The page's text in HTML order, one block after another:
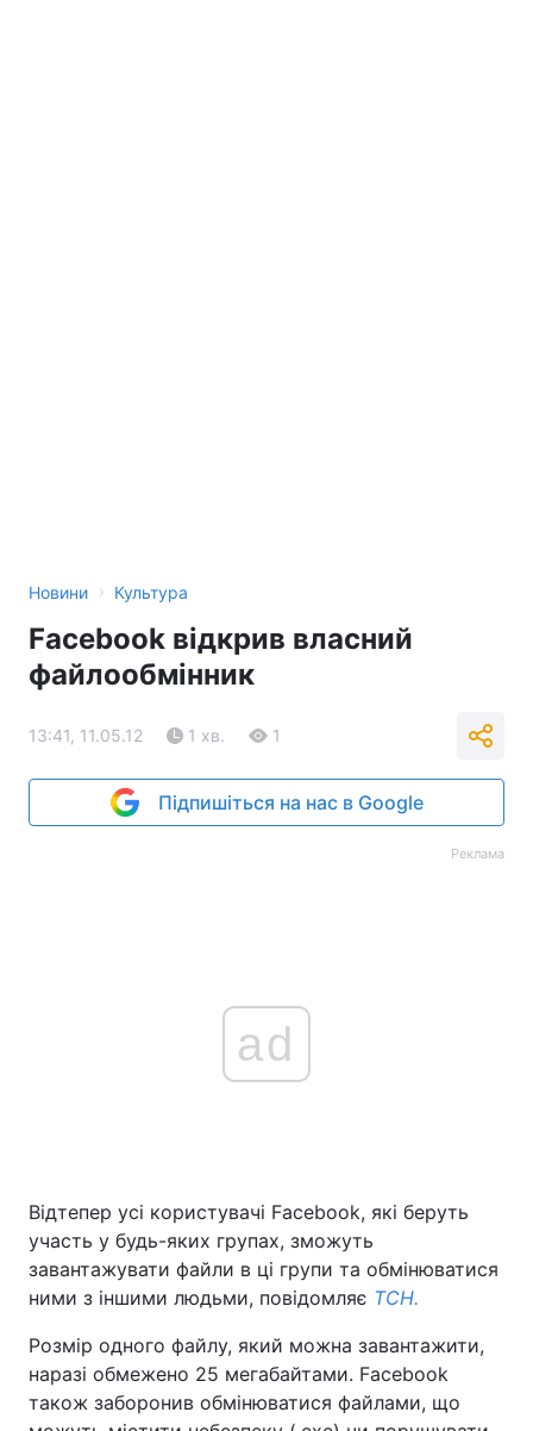
Новини › Культура
Facebook відкрив власний
файлообмінник
13:41, 11.05.12 1 хв. 1
Підпишіться на нас в Google
Реклама
ad
Відтепер усі користувачі Facebook, які беруть
участь у будь-яких групах, зможуть
завантажувати файли в ці групи та обмінюватися
ними з іншими людьми, повідомляє ТСН.
Розмір одного файлу, який можна завантажити,
наразі обмежено 25 мегабайтами. Facebook
також заборонив обмінюватися файлами, що